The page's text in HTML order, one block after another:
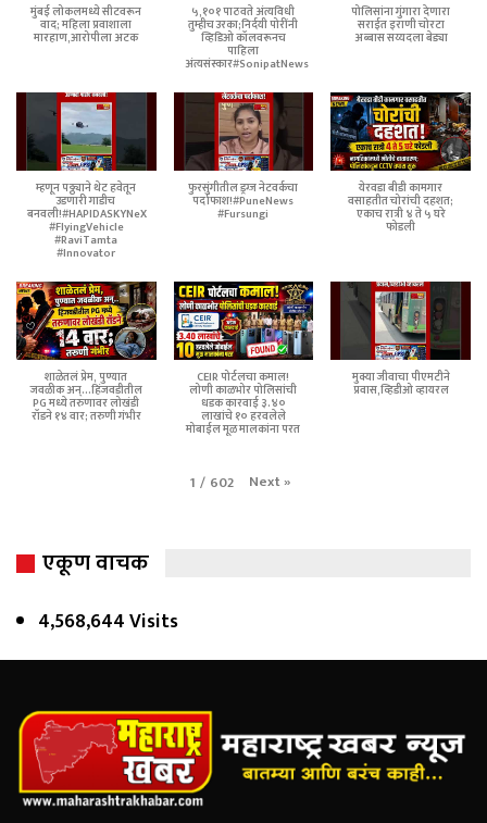
मुंबई लोकलमध्ये सीटवरून
वाद; महिला प्रवाशाला
मारहाण,आरोपीला अटक
५,१०१ पाठवते अंत्यविधी
तुम्हीच उरका;निर्दयी पोरींनी
व्हिडिओ कॉलवरूनच
पाहिला
अंत्यसंस्कार#SonipatNews
पोलिसांना गुंगारा देणारा
सराईत इराणी चोरटा
अब्बास सय्यदला बेड्या
म्हणून पठ्ठ्याने थेट हवेतून
उडणारी गाडीच
बनवली!#HAPIDASKYNeX
#FlyingVehicle
#RaviTamta
#Innovator
फुरसुंगीतील ड्रग्ज नेटवर्कचा
पर्दाफाश!#PuneNews
#Fursungi
येरवडा बीडी कामगार
वसाहतीत चोरांची दहशत;
एकाच रात्री ४ ते ५ घरे
फोडली
शाळेतलं प्रेम, पुण्यात
जवळीक अन्...हिंजवडीतील
PG मध्ये तरुणावर लोखंडी
रॉडने १४ वार; तरुणी गंभीर
CEIR पोर्टलचा कमाल!
लोणी काळभोर पोलिसांची
धडक कारवाई ३.४०
लाखांचे १० हरवलेले
मोबाईल मूळ मालकांना परत
मुक्या जीवाचा पीएमटीने
प्रवास,व्हिडीओ व्हायरल
1 / 602 Next»
एकूण वाचक
4,568,644 Visits